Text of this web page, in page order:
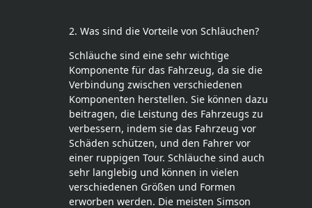
2. Was sind die Vorteile von Schläuchen?
Schläuche sind eine sehr wichtige
Komponente für das Fahrzeug, da sie die
Verbindung zwischen verschiedenen
Komponenten herstellen. Sie können dazu
beitragen, die Leistung des Fahrzeugs zu
verbessern, indem sie das Fahrzeug vor
Schäden schützen, und den Fahrer vor
einer ruppigen Tour. Schläuche sind auch
sehr langlebig und können in vielen
verschiedenen Größen und Formen
erworben werden. Die meisten Simson